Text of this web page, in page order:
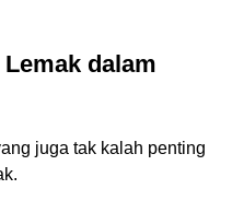
dalam
juga tak kalah penting